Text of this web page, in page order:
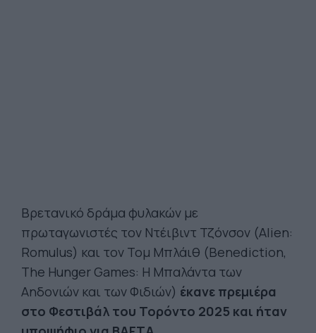
Βρετανικό δράμα φυλακών με
πρωταγωνιστές τον Ντέιβιντ Τζόνσον (Alien:
Romulus) και τον Τομ Μπλάιθ (Benediction,
The Hunger Games: Η Μπαλάντα των
Αηδονιών και των Φιδιών) έκανε πρεμιέρα
στο Φεστιβάλ του Τορόντο 2025 και ήταν